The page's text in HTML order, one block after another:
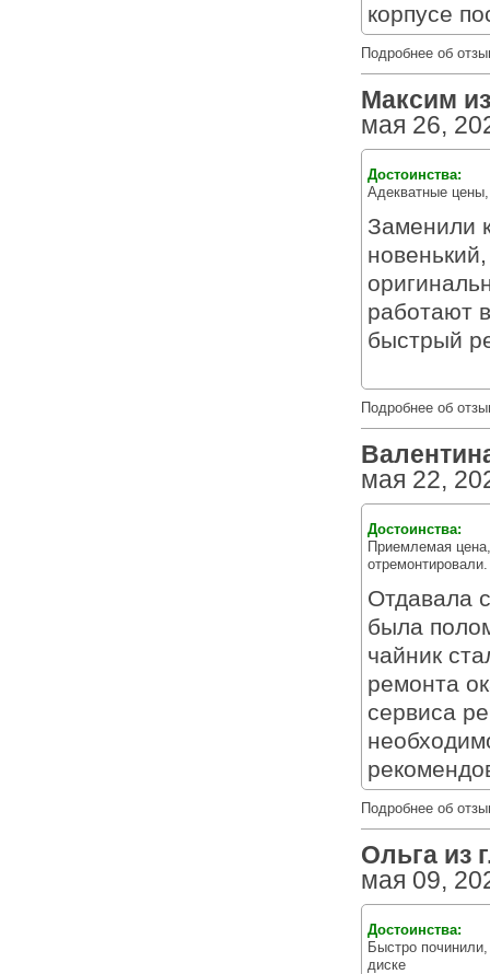
корпусе
Подробнее об
Максим из
мая 26,
Достоинства:
Адекватные
Заменили
работают
быстрый
Подробнее об
мая 22,
Достоинства:
Приемлемая
отремонтировали.
Отдавала
была
чайник
ремонта
сервиса
Подробнее об
Ольга из
мая 09,
Достоинства:
Быстро
диске